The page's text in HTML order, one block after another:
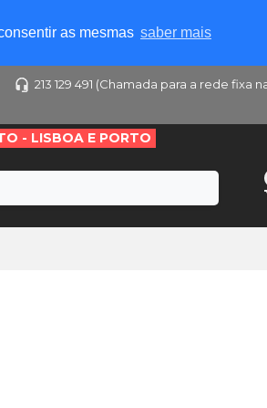
as mesmas saber mais
213 129 491 (Chamada para a rede fixa
- LISBOA E PORTO